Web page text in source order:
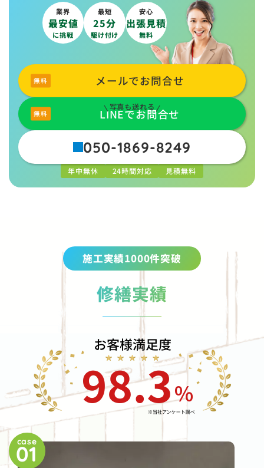
業界
最安値
に挑戦
最短
25分
駆け付け
安心
出張見積
無料
メールでお問合せ
写真も送れる
LINEでお問合せ
050-1869-8249
年中無休 24時間対応 見積無料
施工実績1000件突破
修繕実績
case
01